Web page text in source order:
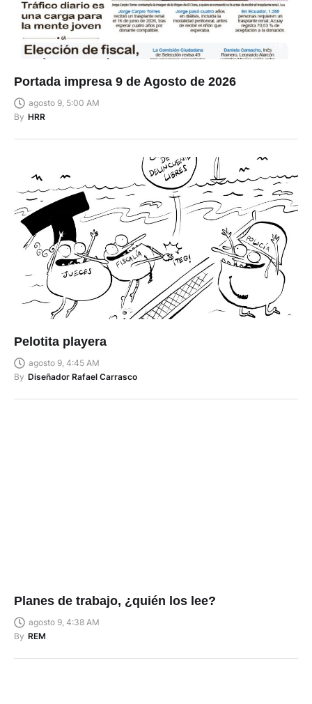
Portada impresa 9 de Agosto de 2026
agosto 9, 5:00 AM
By HRR
Pelotita playera
agosto 9, 4:45 AM
By Diseñador Rafael Carrasco
Planes de trabajo, ¿quién los lee?
agosto 9, 4:38 AM
By REM